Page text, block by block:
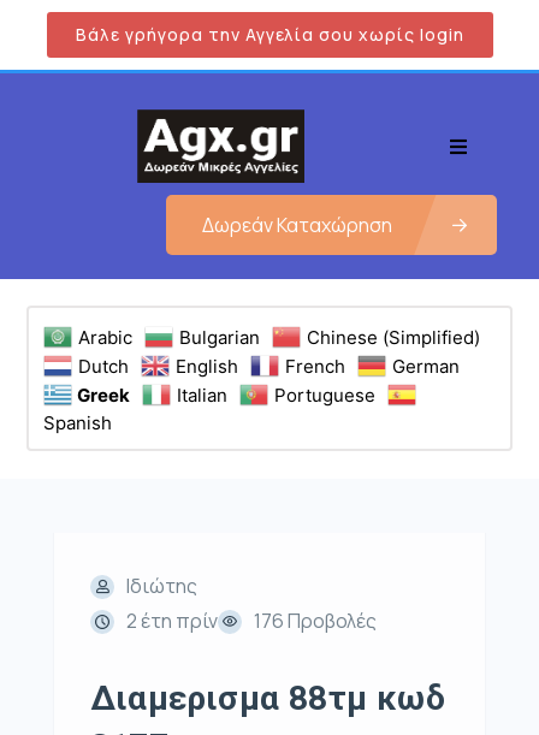
Βάλε γρήγορα την Αγγελία σου χωρίς login
Δωρεάν Καταχώρηση
Arabic Bulgarian
Chinese (Simplified)
Dutch
English French
German
Greek
Italian
Portuguese
Spanish
Ιδιώτης
2 έτη πρίν
176 Προβολές
Διαμερισμα 88τμ κωδ